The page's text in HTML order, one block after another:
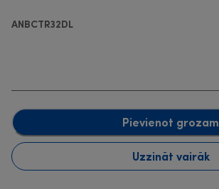
ANBCTR32DL
Pievienot grozam
Uzzināt vairāk